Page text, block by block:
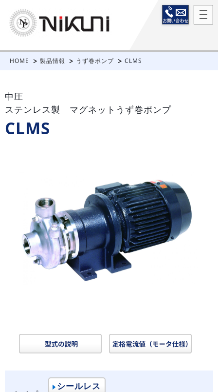
HOME 製品情報 うず巻ポンプ CLMS
中圧
ステンレス製 マグネットうず巻ポンプ
CLMS
シールレス